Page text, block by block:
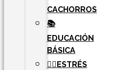
CACHORROS
📚
EDUCACIÓN
BÁSICA
🧘‍♀️ESTRÉS